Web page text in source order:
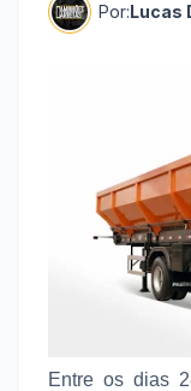
Por:Lucas
Entre os dias